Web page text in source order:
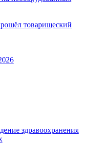
товарищеский
здравоохранения